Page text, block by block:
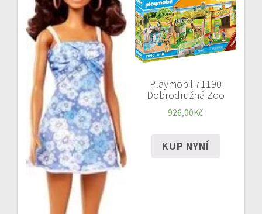
Playmobil 71190
Dobrodružná Zoo
926,00Kč
KUP NYNÍ